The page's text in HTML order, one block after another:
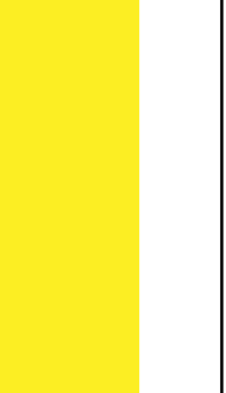
mångsidig surfplatta
behov. Den har en
och livfulla bilder,
surfning. Surfplattan
vilket
design helt i metall ser
bekväm i händerna.
att sätta in ett SIM-
LTE. Dessutom skyddar
surfplatta från stötar och
med en upplösning på
streamingkvalitet. Detta
visas med fantastisk
ögonvårdstekniken
långa